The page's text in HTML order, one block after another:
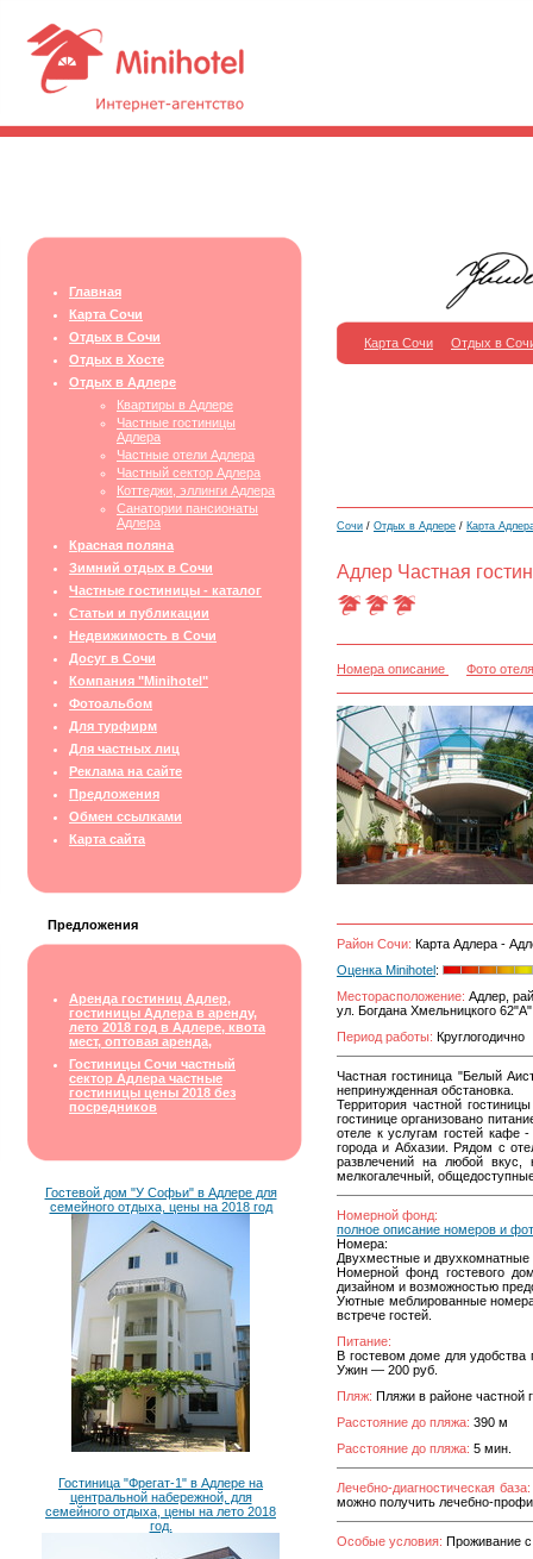
Главная
Карта Сочи
Отдых в Сочи
Отдых в Хосте
Отдых в Адлере
Квартиры в Адлере
Частные гостиницы
Адлера
Частные отели Адлера
Частный сектор Адлера
Коттеджи, эллинги Адлера
Санатории пансионаты
Адлера
Красная поляна
Зимний отдых в Сочи
Частные гостиницы - каталог
Статьи и публикации
Недвижимость в Сочи
Досуг в Сочи
Компания "Minihotel"
Фотоальбом
Для турфирм
Для частных лиц
Реклама на сайте
Предложения
Обмен ссылками
Карта сайта
Предложения
Аренда гостиниц Адлер,
гостиницы Адлера в аренду,
лето 2018 год в Адлере, квота
мест, оптовая аренда,
Гостиницы Сочи частный
сектор Адлера частные
гостиницы цены 2018 без
посредников
Гостевой дом "У Софьи" в Адлере для
семейного отдыха, цены на 2018 год
Гостиница "Фрегат-1" в Адлере на
центральной набережной, для
семейного отдыха, цены на лето 2018
год.
Карта Сочи Отдых в
Сочи / Отдых в Адлере / Карта
Адлер Частная
Номера описание Фото отеля
Район Сочи: Карта Адлера -
Оценка Minihotel:
Месторасположение: Адлер,
ул. Богдана Хмельницкого 62"А"
Период работы: Круглогодично
Частная гостиница "Белый
непринужденная обстановка.
Территория частной
гостинице организовано
отеле к услугам гостей кафе
города и Абхазии. Рядом с
развлечений на любой вкус,
мелкогалечный,
Номерной фонд:
полное описание номеров и
Номера:
Двухместные и
Номерной фонд гостевого
дизайном и возможностью
Уютные меблированные
встрече гостей.
Питание:
В гостевом доме для
Ужин — 200 руб.
Пляж: Пляжи в районе частной
Расстояние до пляжа: 390 м
Расстояние до пляжа: 5 мин.
Лечебно-диагностическая база:
можно получить лечебно-
Особые условия: Проживание